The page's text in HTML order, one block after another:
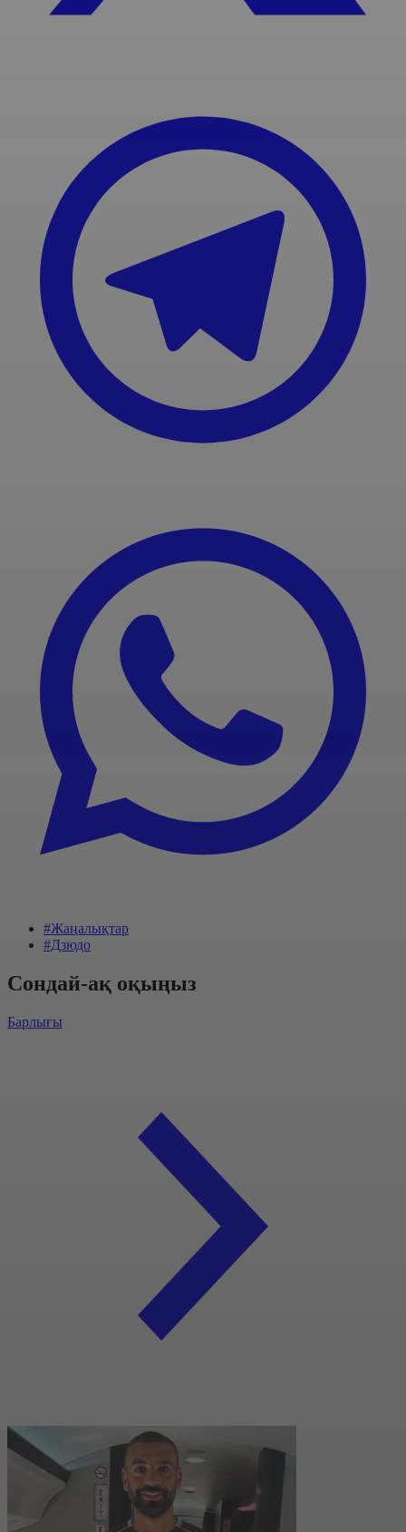
#Жаңалықтар
#Дзюдо
Сондай-ақ оқыңыз
Барлығы